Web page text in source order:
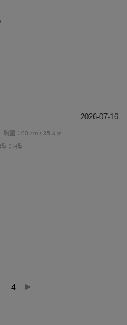
2026-07-16
胸圍：90 cm / 35.4 in
型：H型
4